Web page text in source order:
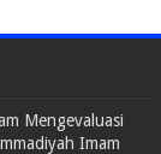
Mengevaluasi
Imam